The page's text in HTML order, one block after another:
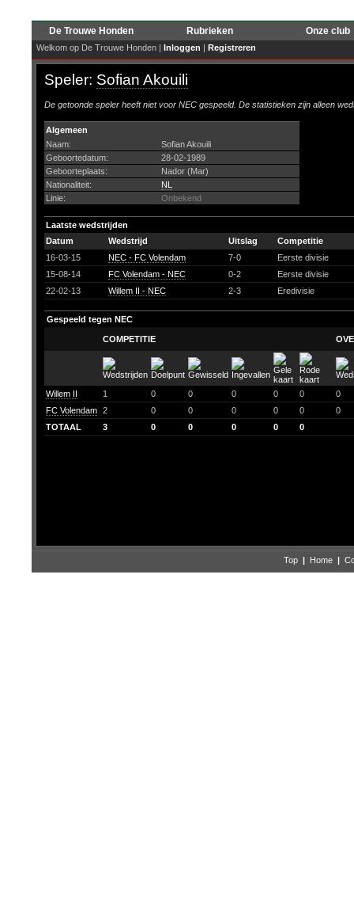
De Trouwe Honden Rubrieken Onze club
Welkom op De Trouwe Honden | Inloggen | Registreren
Speler: Sofian Akouili
De getoonde speler heeft niet voor NEC gespeeld. De statistieken zijn alleen
Algemeen
Naam:
Sofian Akouili
Geboortedatum:
28-02-1989
Geboorteplaats:
Nador (Mar)
Nationaliteit:
NL
Linie:
Onbekend
Laatste wedstrijden
Datum
Wedstrijd Uitslag
Competitie
16-03-15
NEC - FC Volendam 7-0
Eerste divisie
15-08-14
FC Volendam - NEC 0-2
Eerste divisie
22-02-13
Willem II - NEC 2-3 Eredivisie
Gespeeld tegen NEC
COMPETITIE
Willem II 1 0 0 0 0 0
0
FC Volendam 2 0 0 0 0 0
0
TOTAAL
3 0 0 0 0 0
Top | Home |